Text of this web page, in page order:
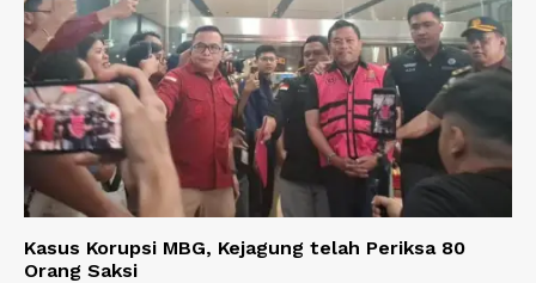
Kasus Korupsi MBG, Kejagung telah Periksa 80
Orang Saksi